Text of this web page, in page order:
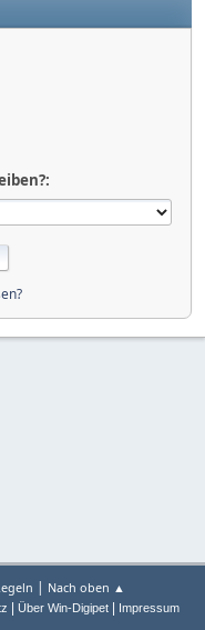
| Nach oben ▲
Über Win-Digipet Impressum